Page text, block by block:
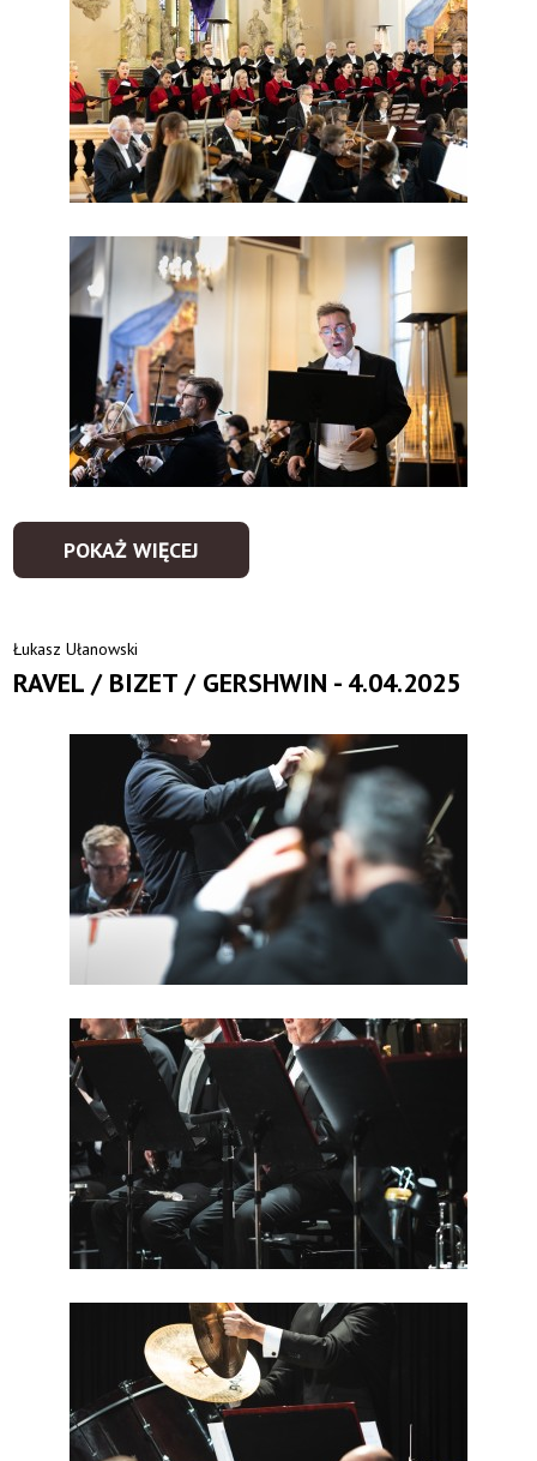
POKAŻ WIĘCEJ
Łukasz Ułanowski
RAVEL / BIZET / GERSHWIN - 4.04.2025